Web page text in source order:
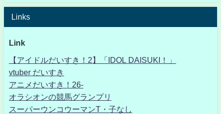
Links
Link
【アイドルだいすき！2】「IDOL DAISUKI！」
vtuber だいすき
アニメだいすき！26-
オラシオンの競馬グランプリ
スーパーウンコウーマンT・子なし